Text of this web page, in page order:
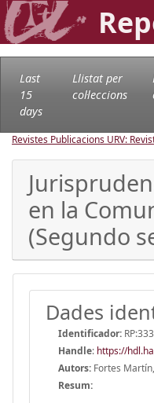
Last
15
days
Llistat per
col·leccions
Revistes Publicacions URV:
en la
(Segundo
Dades
Identificador:
Handle: https://
Autors: Fortes
Resum: